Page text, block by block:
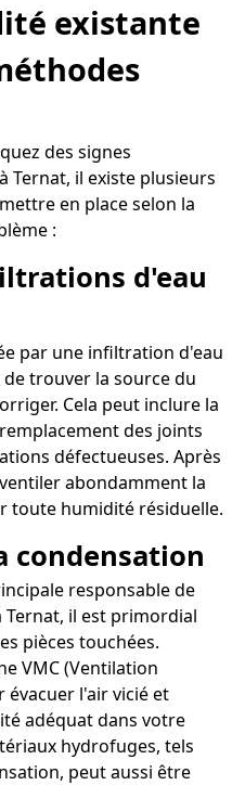
existante
des signes
Ternat, il existe plusieurs
en place selon la
:
d'eau
par une infiltration d'eau
trouver la source du
Cela peut inclure la
des joints
défectueuses. Après
abondamment la
toute humidité résiduelle.
condensation
responsable de
il est primordial
pièces touchées.
VMC (Ventilation
l'air vicié et
adéquat dans votre
hydrofuges, tels
peut aussi être